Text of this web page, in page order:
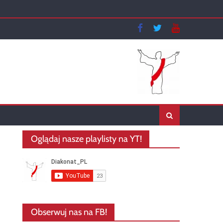
Oglądaj nasze playlisty na YT!
Obserwuj nas na FB!